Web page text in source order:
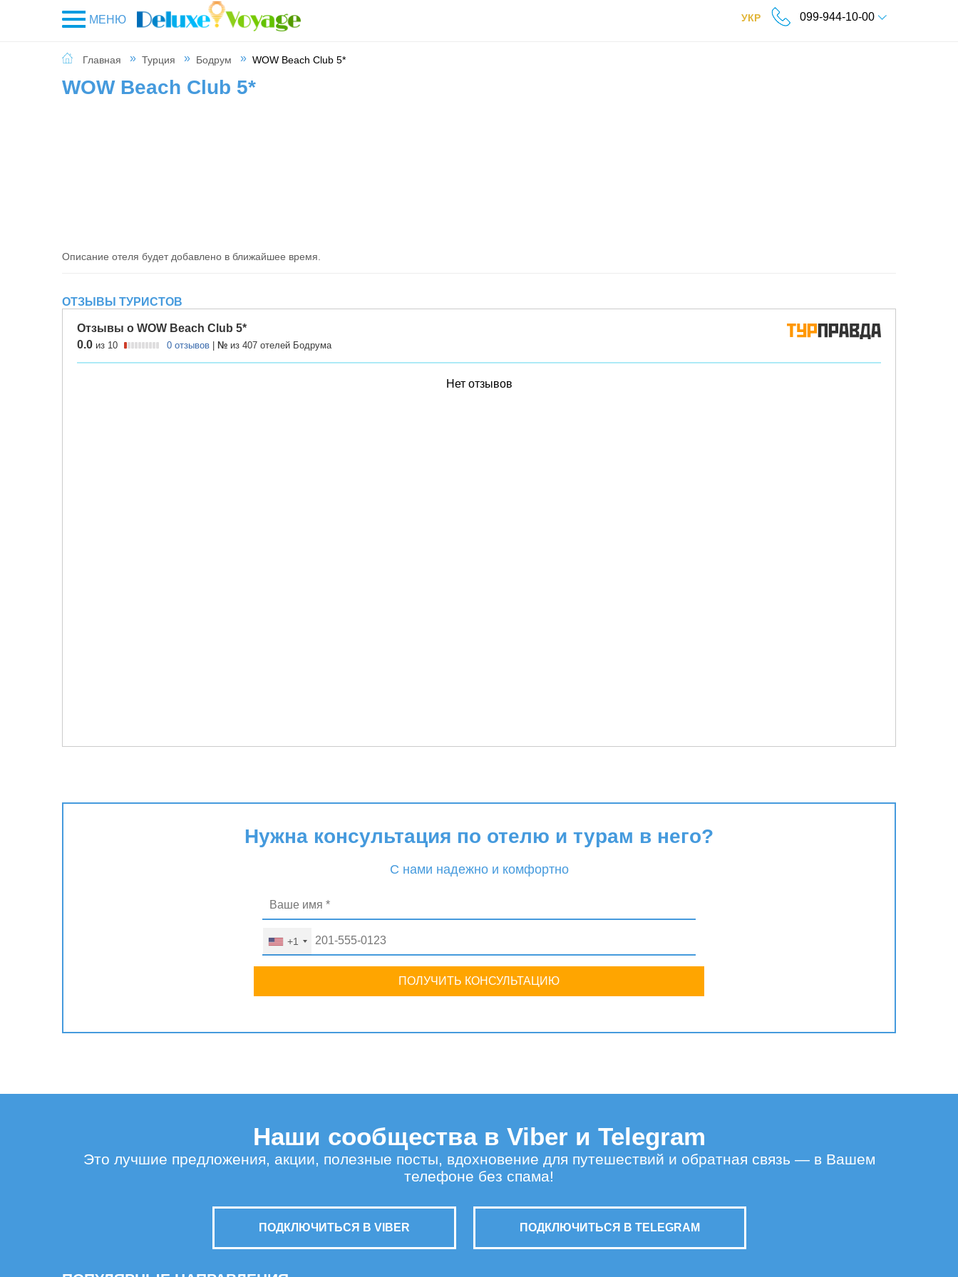
МЕНЮ 099-944-10-00
УКР
Главная Турция Бодрум WOW Beach Club 5*
WOW Beach Club 5*
Описание отеля будет добавлено в ближайшее время.
ОТЗЫВЫ ТУРИСТОВ
Нужна консультация по отелю и турам в него?
С нами надежно и комфортно
+1
ПОЛУЧИТЬ КОНСУЛЬТАЦИЮ
Наши сообщества в Viber и Telegram
Это лучшие предложения, акции, полезные посты, вдохновение для путешествий и обратная связь — в Вашем
телефоне без спама!
ПОДКЛЮЧИТЬСЯ В VIBER ПОДКЛЮЧИТЬСЯ В TELEGRAM